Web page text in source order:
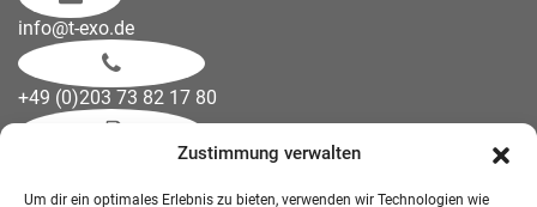
Zustimmung verwalten
Um dir ein optimales Erlebnis zu bieten, verwenden wir Technologien wie
info@t-exo.de
+49 (0)203 73 82 17 80